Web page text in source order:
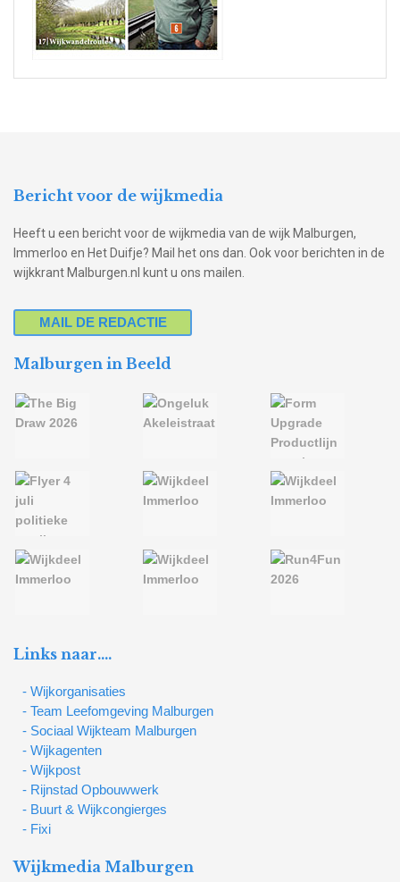
Bericht voor de wijkmedia
Heeft u een bericht voor de wijkmedia van de wijk Malburgen,
Immerloo en Het Duifje? Mail het ons dan. Ook voor berichten in de
wijkkrant Malburgen.nl kunt u ons mailen.
MAIL DE REDACTIE
Malburgen in Beeld
Links naar….
- Wijkorganisaties
- Team Leefomgeving Malburgen
- Sociaal Wijkteam Malburgen
- Wijkagenten
- Wijkpost
- Rijnstad Opbouwwerk
- Buurt & Wijkcongierges
- Fixi
Wijkmedia Malburgen